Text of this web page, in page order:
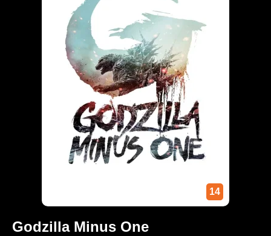
14
Godzilla Minus One